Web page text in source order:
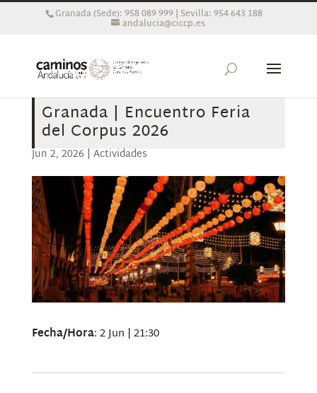
Granada (Sede): 958 089 999 | Sevilla: 954 643 188
andalucia@ciccp.es
Granada | Encuentro Feria
del Corpus 2026
Jun 2, 2026 | Actividades
Fecha/Hora: 2 Jun | 21:30